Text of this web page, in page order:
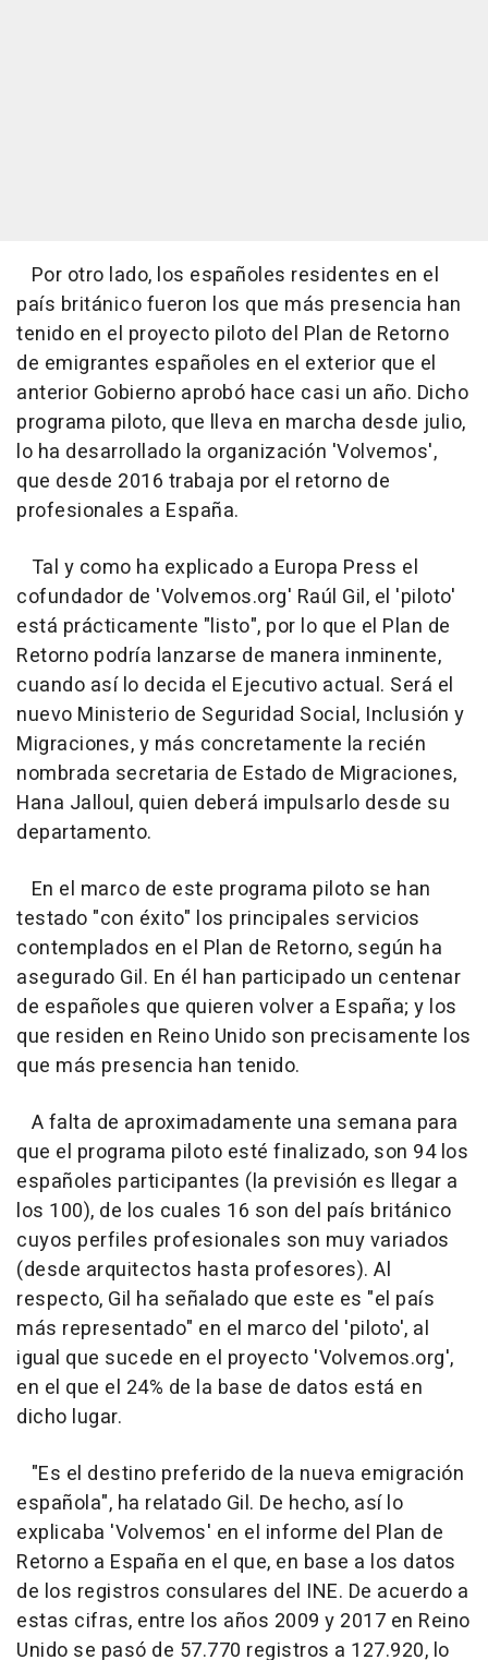
Por otro lado, los españoles residentes en el
país británico fueron los que más presencia han
tenido en el proyecto piloto del Plan de Retorno
de emigrantes españoles en el exterior que el
anterior Gobierno aprobó hace casi un año. Dicho
programa piloto, que lleva en marcha desde julio,
lo ha desarrollado la organización 'Volvemos',
que desde 2016 trabaja por el retorno de
profesionales a España.
Tal y como ha explicado a Europa Press el
cofundador de 'Volvemos.org' Raúl Gil, el 'piloto'
está prácticamente "listo", por lo que el Plan de
Retorno podría lanzarse de manera inminente,
cuando así lo decida el Ejecutivo actual. Será el
nuevo Ministerio de Seguridad Social, Inclusión y
Migraciones, y más concretamente la recién
nombrada secretaria de Estado de Migraciones,
Hana Jalloul, quien deberá impulsarlo desde su
departamento.
En el marco de este programa piloto se han
testado "con éxito" los principales servicios
contemplados en el Plan de Retorno, según ha
asegurado Gil. En él han participado un centenar
de españoles que quieren volver a España; y los
que residen en Reino Unido son precisamente los
que más presencia han tenido.
A falta de aproximadamente una semana para
que el programa piloto esté finalizado, son 94 los
españoles participantes (la previsión es llegar a
los 100), de los cuales 16 son del país británico
cuyos perfiles profesionales son muy variados
(desde arquitectos hasta profesores). Al
respecto, Gil ha señalado que este es "el país
más representado" en el marco del 'piloto', al
igual que sucede en el proyecto 'Volvemos.org',
en el que el 24% de la base de datos está en
dicho lugar.
"Es el destino preferido de la nueva emigración
española", ha relatado Gil. De hecho, así lo
explicaba 'Volvemos' en el informe del Plan de
Retorno a España en el que, en base a los datos
de los registros consulares del INE. De acuerdo a
estas cifras, entre los años 2009 y 2017 en Reino
Unido se pasó de 57.770 registros a 127.920, lo